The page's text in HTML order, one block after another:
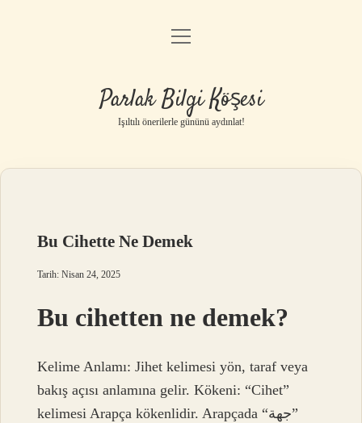
Anasayfa
Yasal Uyarı
menüyü
Parlak Bilgi Köşesi
Işıltılı önerilerle gününü aydınlat!
Bu Cihette Ne Demek
Tarih: Nisan 24, 2025
Bu cihetten ne demek?
Kelime Anlamı: Jihet kelimesi yön, taraf veya
bakış açısı anlamına gelir. Kökeni: “Cihet”
kelimesi Arapça kökenlidir. Arapçada “جهة”